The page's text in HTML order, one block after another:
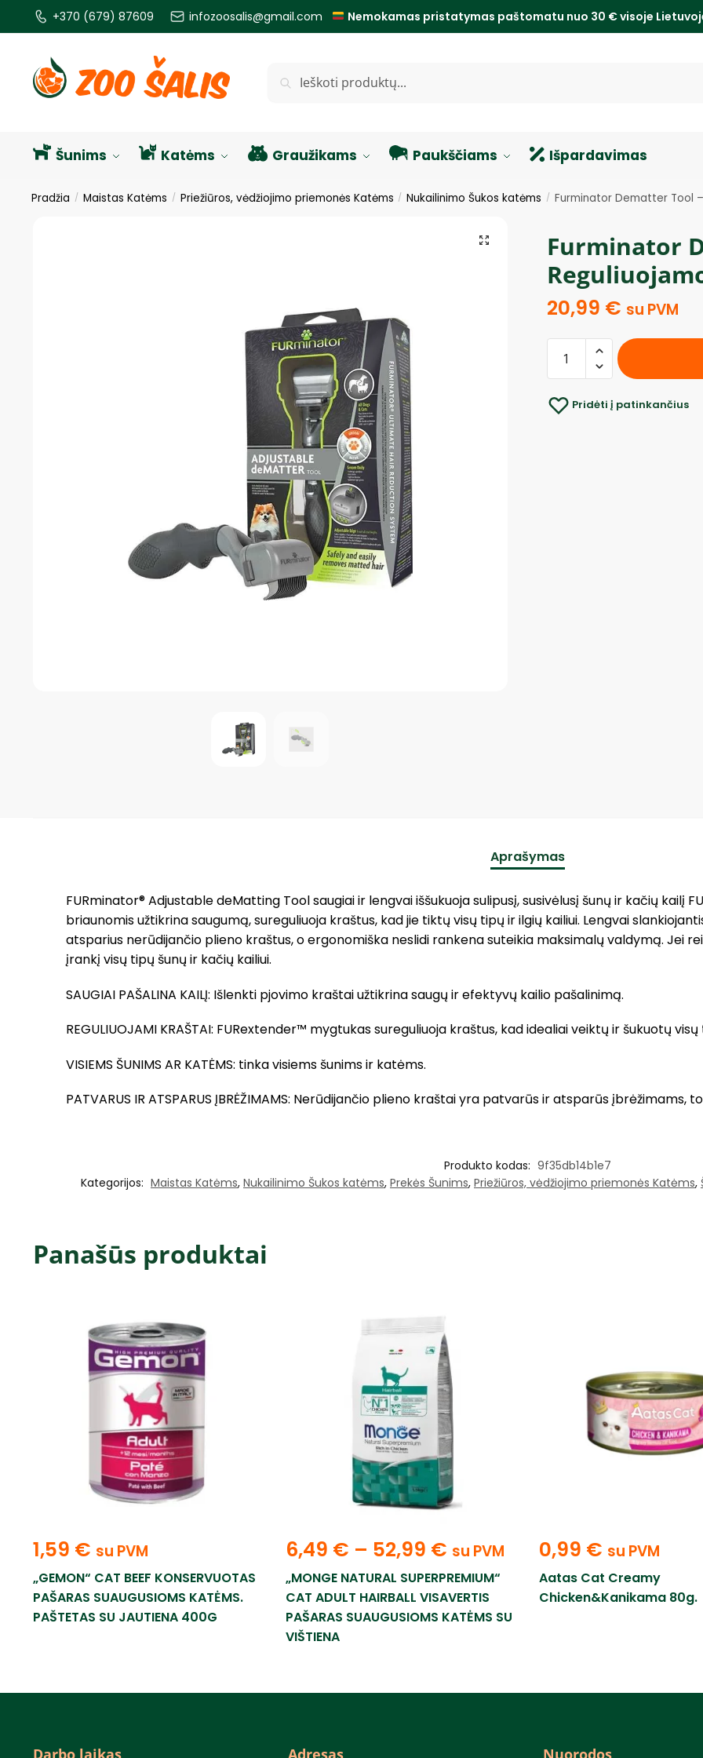
+370 (679) 87609 infozoosalis@gmail.com Nemokamas pristatymas paštomatu nuo 30 € visoje
Šunims Katėms Graužikams Paukščiams Išpardavimas
Pradžia / Maistas Katėms / Priežiūros, vėdžiojimo priemonės Katėms / Nukailinimo Šukos katėms / Furminator Dematter Tool
Furminator
20,99 € su PVM
Pridėti į patinkančius
Aprašymas
FURminator® Adjustable deMatting Tool saugiai ir lengvai iššukuoja sulipusį, susivėlusį šunų ir kačių kailį
briaunomis užtikrina saugumą, sureguliuoja kraštus, kad jie tiktų visų tipų ir ilgių kailiui. Lengvai
atsparius nerūdijančio plieno kraštus, o ergonomiška neslidi rankena suteikia maksimalų valdymą. Jei
įrankį visų tipų šunų ir kačių kailiui.
SAUGIAI PAŠALINA KAILĮ: Išlenkti pjovimo kraštai užtikrina saugų ir efektyvų kailio pašalinimą.
REGULIUOJAMI KRAŠTAI: FURextender™ mygtukas sureguliuoja kraštus, kad idealiai veiktų ir šukuotų
VISIEMS ŠUNIMS AR KATĖMS: tinka visiems šunims ir katėms.
PATVARUS IR ATSPARUS ĮBRĖŽIMAMS: Nerūdijančio plieno kraštai yra patvarūs ir atsparūs įbrėžimams,
Produkto kodas: 9f35db14b1e7
Kategorijos: Maistas Katėms, Nukailinimo Šukos katėms, Prekės Šunims, Priežiūros, vėdžiojimo priemonės Katėms,
Panašūs produktai
1,59 € su PVM
„GEMON“ CAT BEEF KONSERVUOTAS
PAŠARAS SUAUGUSIOMS KATĖMS.
PAŠTETAS SU JAUTIENA 400G
6,49 € – 52,99 € su PVM
„MONGE NATURAL SUPERPREMIUM“
CAT ADULT HAIRBALL VISAVERTIS
PAŠARAS SUAUGUSIOMS KATĖMS SU
VIŠTIENA
0,99 € su PVM
Aatas Cat Creamy
Chicken&Kanikama 80g.